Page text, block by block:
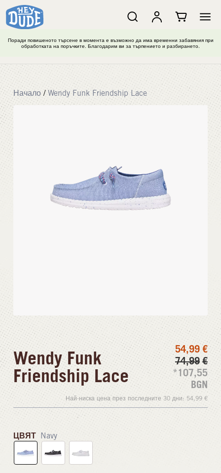
Поради повишеното търсене в момента е възможно да има временни забавяния при
обработката на поръчките. Благодарим ви за търпението и разбирането.
Начало / Wendy Funk Friendship Lace
Wendy Funk
Friendship Lace
54,99 €
74,99 €
*107,55
BGN
Най-ниска цена през последните 30 дни: 54,99 €
ЦВЯТ Navy